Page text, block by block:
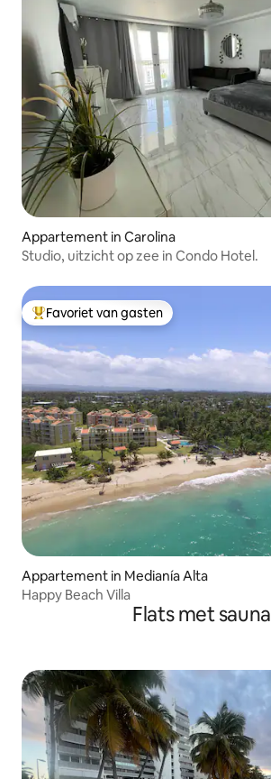
Appartement in Carolina
Studio, uitzicht op zee in Condo Hotel.
Topfavoriet van gasten
Favoriet van gasten
Appartement in Medianía Alta
Happy Beach Villa
Flats met sauna